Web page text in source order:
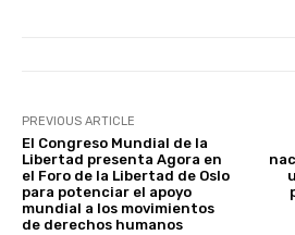
PREVIOUS ARTICLE
El Congreso Mundial de la
Libertad presenta Agora en
el Foro de la Libertad de Oslo
para potenciar el apoyo
mundial a los movimientos
de derechos humanos